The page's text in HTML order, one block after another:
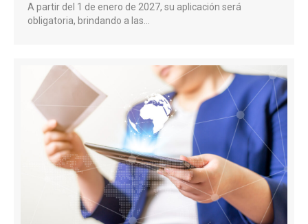
A partir del 1 de enero de 2027, su aplicación será
obligatoria, brindando a las…